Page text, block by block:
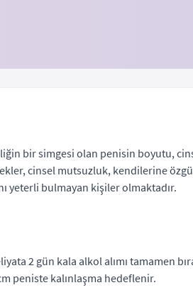
bir simgesi olan penisin boyutu,
cinsel mutsuzluk, kendilerine
yeterli bulmayan kişiler olmaktadır.
2 gün kala alkol alımı tamamen
peniste kalınlaşma hedeflenir.